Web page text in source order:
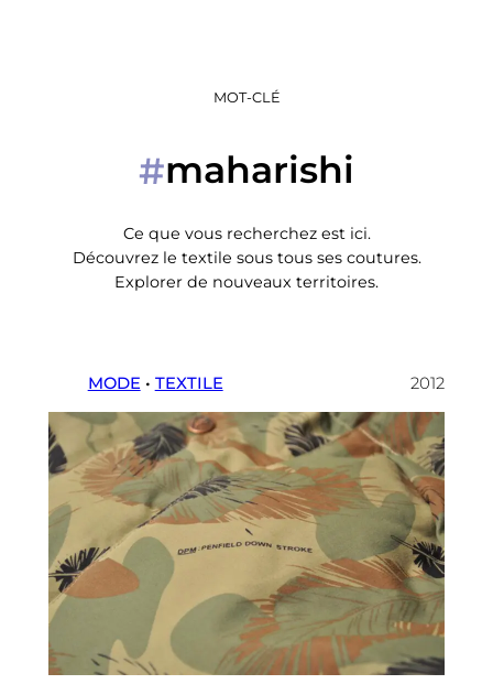
MOT-CLÉ
#maharishi
Ce que vous recherchez est ici.
Découvrez le textile sous tous ses coutures.
Explorer de nouveaux territoires.
MODE • TEXTILE 2012